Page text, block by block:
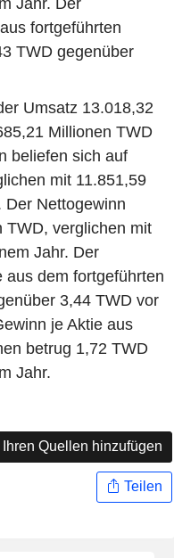
Jahr. Der
fortgeführten
TWD gegenüber
Umsatz 13.018,32
Millionen TWD
beliefen sich auf
mit 11.851,59
Der Nettogewinn
TWD, verglichen mit
Jahr. Der
aus dem fortgeführten
3,44 TWD vor
je Aktie aus
betrug 1,72 TWD
Jahr.
Quellen hinzufügen
Teilen